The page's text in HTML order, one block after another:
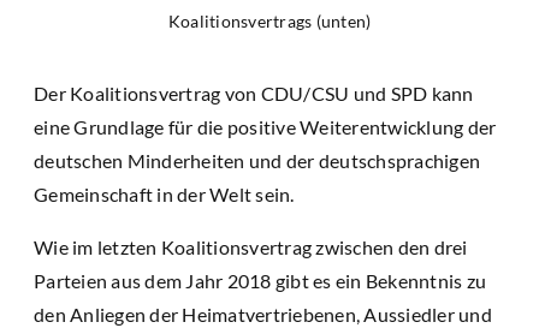
Koalitionsvertrags (unten)
Der Koalitionsvertrag von CDU/CSU und SPD kann
eine Grundlage für die positive Weiterentwicklung der
deutschen Minderheiten und der deutschsprachigen
Gemeinschaft in der Welt sein.
Wie im letzten Koalitionsvertrag zwischen den drei
Parteien aus dem Jahr 2018 gibt es ein Bekenntnis zu
den Anliegen der Heimatvertriebenen, Aussiedler und